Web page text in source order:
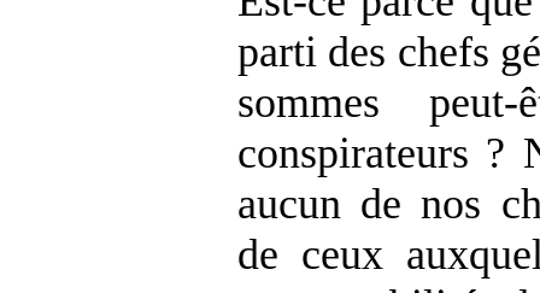
parti des chefs
sommes
conspirateurs ?
aucun de nos
de ceux